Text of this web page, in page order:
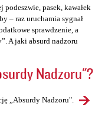
podeszwie, pasek, kawałek
– raz uruchamia sygnał
sprawdzenie, a
A jaki absurd nadzoru
Nadzoru"?
„Absurdy Nadzoru".